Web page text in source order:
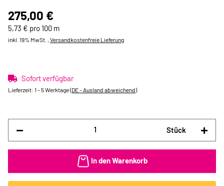
275,00 €
5,73 € pro 100 m
inkl. 19% MwSt. , Versandkostenfreie Lieferung
Sofort verfügbar
Lieferzeit: 1 - 5 Werktage(DE - Ausland abweichend)
Stück
In den Warenkorb